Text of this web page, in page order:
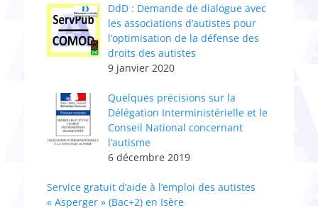
DdD : Demande de dialogue avec
les associations d’autistes pour
l’optimisation de la défense des
droits des autistes
9 janvier 2020
Quelques précisions sur la
Délégation Interministérielle et le
Conseil National concernant
l’autisme
6 décembre 2019
Service gratuit d’aide à l’emploi des autistes
« Asperger » (Bac+2) en Isère